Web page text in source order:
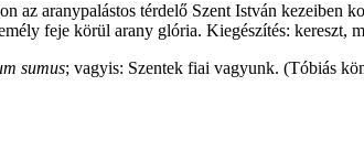
az aranypalástos térdelő Szent István
feje körül arany glória. Kiegészítés: kereszt,
sumus; vagyis: Szentek fiai vagyunk. (Tóbiás